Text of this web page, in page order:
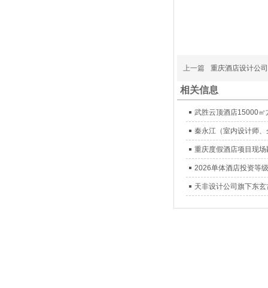
上一篇 重庆酒店设计公
相关信息
武胜云顶酒店15000㎡
秦永江（室内设计师
重庆度假酒店项目现
2026单体酒店投资等
天非设计公司旗下东